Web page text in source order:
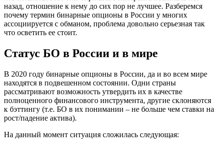
назад, отношение к нему до сих пор не лучшее. Разберемся
почему термин бинарные опционы в России у многих
ассоциируется с обманом, проблема довольно серьезная так
что осветить ее стоит.
Статус БО в России и в мире
В 2020 году бинарные опционы в России, да и во всем мире
находятся в подвешенном состоянии. Одни страны
рассматривают возможность утвердить их в качестве
полноценного финансового инструмента, другие склоняются
к бэттингу (т.е. БО в их понимании – не больше чем ставки на
рост/падение актива).
На данный момент ситуация сложилась следующая: